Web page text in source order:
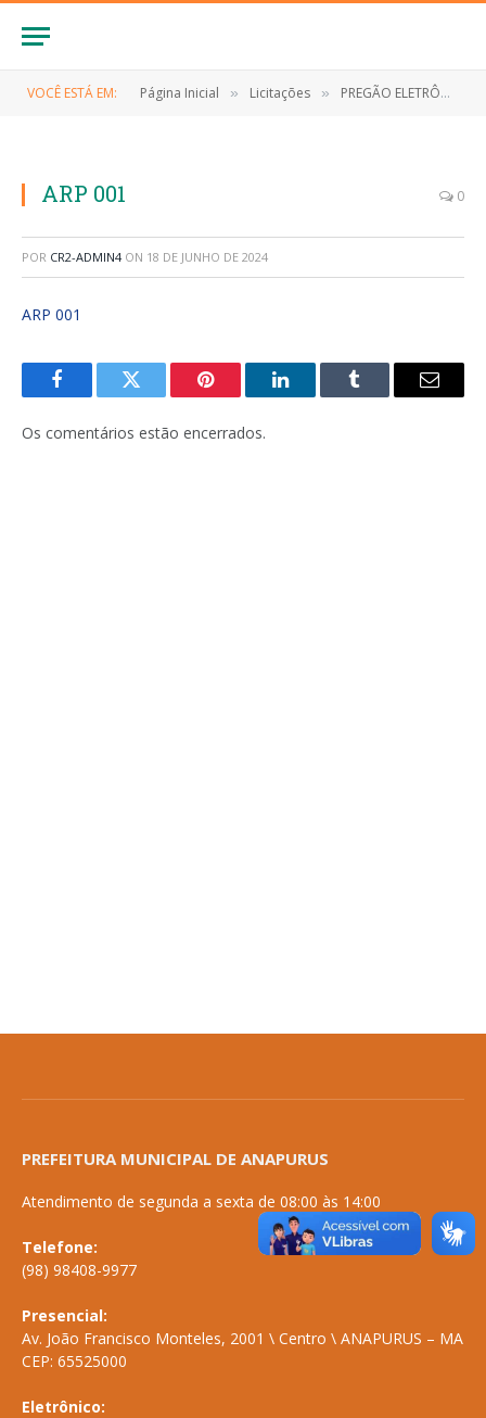
VOCÊ ESTÁ EM: Página Inicial » Licitações » PREGÃO ELETRÔNICO Nº 037/2023 (FORMAÇÃO DE REGISTRO DE PREÇOS PARA FUTURA E EVENTUAL CONTRATAÇÃO DE EMPRESA ESPECIALIZADA EM SERVIÇOS DE EXAMES DE MAMOGRAFIA DIGITAL BILATERAL A SEREM REALIZADOS EM UNIDADE MÓVEL)
ARP 001 0
POR CR2-ADMIN4 ON 18 DE JUNHO DE 2024
ARP 001
FacebookTwitter Pinterest LinkedInTumblr
E-
Os comentários estão encerrados.
PREFEITURA MUNICIPAL DE ANAPURUS
Atendimento de segunda a sexta de 08:00 às 14:00
Telefone:
(98) 98408-9977
Presencial:
Av. João Francisco Monteles, 2001 \ Centro \ ANAPURUS – MA
CEP: 65525000
Eletrônico: